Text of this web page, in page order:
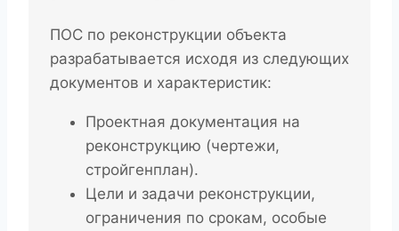
ПОС по реконструкции объекта
разрабатывается исходя из следующих
документов и характеристик:
Проектная документация на
реконструкцию (чертежи,
стройгенплан).
Цели и задачи реконструкции,
ограничения по срокам, особые